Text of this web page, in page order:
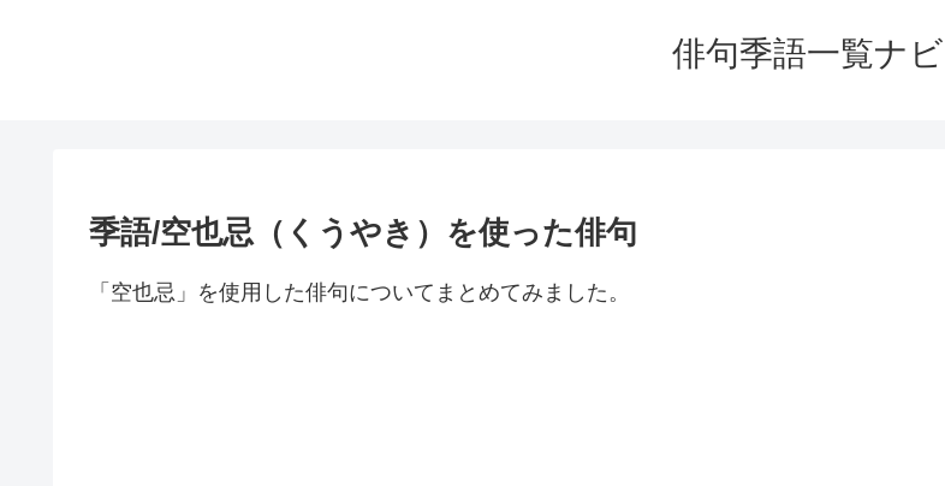
俳句季語一覧ナビ
季語/空也忌（くうやき）を使った俳句
「空也忌」を使用した俳句についてまとめてみました。